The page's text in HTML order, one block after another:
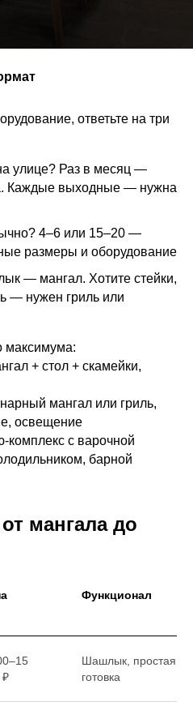
ответьте на три
улице? Раз в месяц —
Каждые выходные — нужна
4–6 или 15–20 —
размеры и оборудование
— мангал. Хотите стейки,
— нужен гриль или
максимума:
+ стол + скамейки,
мангал или гриль,
освещение
комплекс с варочной
барной
мангала до
Функционал
₽
Шашлык, простая
готовка